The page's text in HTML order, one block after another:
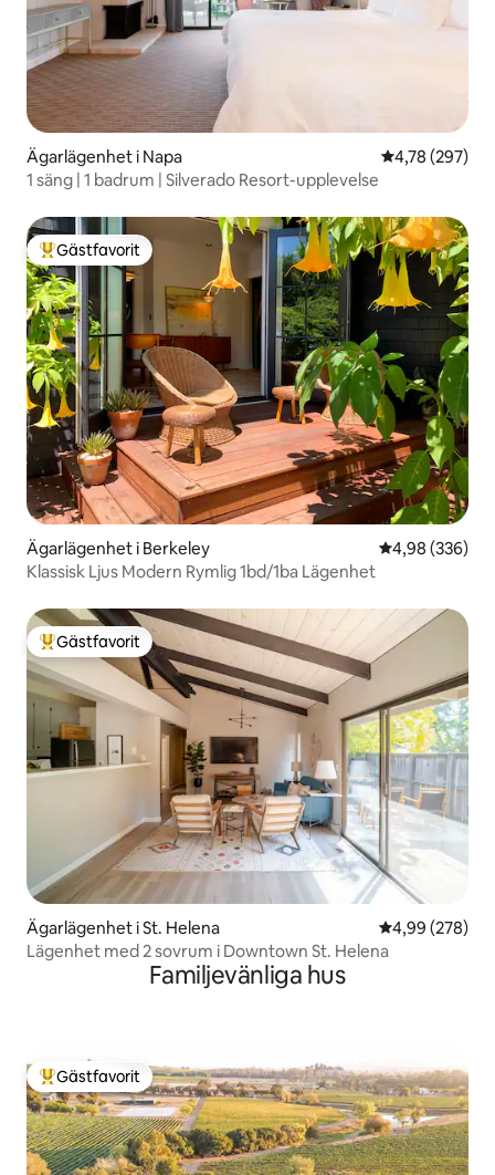
Ägarlägenhet i Napa 4,78 av 5 i
4,78 (297)
1 säng | 1 badrum | Silverado Resort-upplevelse
Populär gästfavorit
Gästfavorit
Ägarlägenhet i Berkeley 4,98 av 5 i
4,98 (336)
Klassisk Ljus Modern Rymlig 1bd/1ba Lägenhet
Populär gästfavorit
Gästfavorit
Ägarlägenhet i St. Helena 4,99 av 5 i
4,99 (278)
Lägenhet med 2 sovrum i Downtown St. Helena
Familjevänliga hus
Populär gästfavorit
Gästfavorit